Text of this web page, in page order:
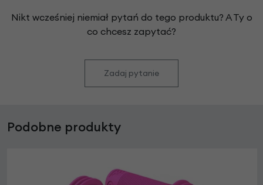
Nikt wcześniej niemiał pytań do tego produktu? A Ty o
co chcesz zapytać?
Zadaj pytanie
Podobne produkty